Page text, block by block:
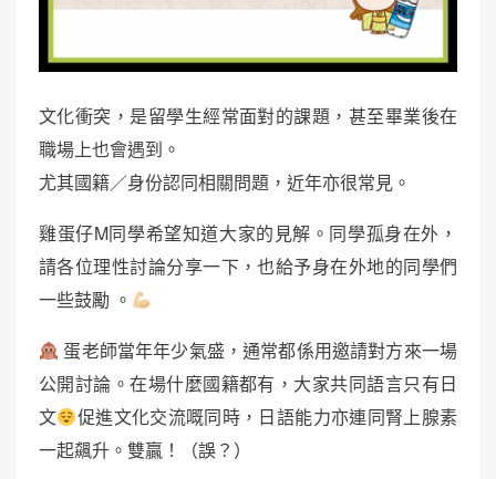
文化衝突，是留學生經常面對的課題，甚至畢業後在
職場上也會遇到。
尤其國籍／身份認同相關問題，近年亦很常見。
雞蛋仔M同學希望知道大家的見解。同學孤身在外，
請各位理性討論分享一下，也給予身在外地的同學們
一些鼓勵 。
蛋老師當年年少氣盛，通常都係用邀請對方來一場
公開討論。在場什麼國籍都有，大家共同語言只有日
文
促進文化交流嘅同時，日語能力亦連同腎上腺素
一起飆升。雙贏！（誤？）